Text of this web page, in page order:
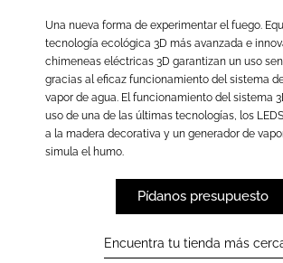
Una nueva forma de experimentar el fuego.
tecnología ecológica 3D más avanzada e
chimeneas eléctricas 3D garantizan un uso
gracias al eficaz funcionamiento del sistema
vapor de agua. El funcionamiento del sistema
uso de una de las últimas tecnologías, los
a la madera decorativa y un generador de
simula el humo.
Pídanos presupuesto
Encuentra tu tienda más